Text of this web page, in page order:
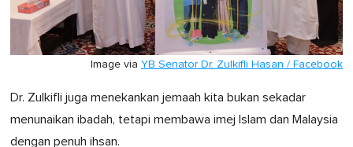
Image via YB Senator Dr. Zulkifli Hasan / Facebook
Dr. Zulkifli juga menekankan jemaah kita bukan sekadar
menunaikan ibadah, tetapi membawa imej Islam dan Malaysia
dengan penuh ihsan.